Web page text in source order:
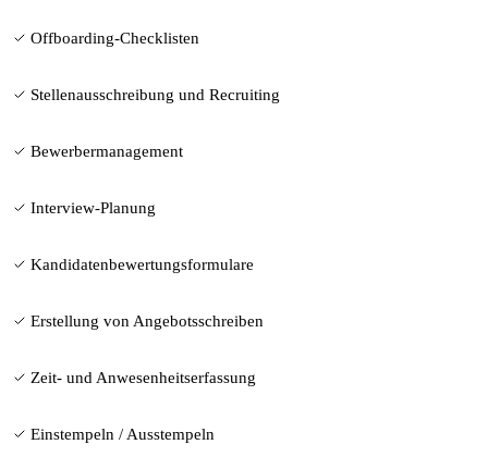
Offboarding-Checklisten
Stellenausschreibung und Recruiting
Bewerbermanagement
Interview-Planung
Kandidatenbewertungsformulare
Erstellung von Angebotsschreiben
Zeit- und Anwesenheitserfassung
Einstempeln / Ausstempeln